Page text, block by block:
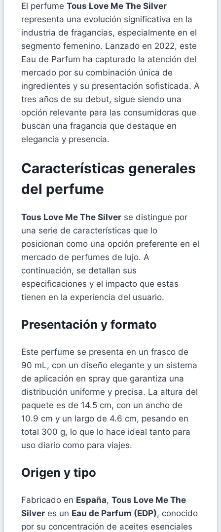
El perfume Tous Love Me The Silver
representa una evolución significativa en la
industria de fragancias, especialmente en el
segmento femenino. Lanzado en 2022, este
Eau de Parfum ha capturado la atención del
mercado por su combinación única de
ingredientes y su presentación sofisticada. A
tres años de su debut, sigue siendo una
opción relevante para las consumidoras que
buscan una fragancia que destaque en
elegancia y presencia.
Características generales
del perfume
Tous Love Me The Silver se distingue por
una serie de características que lo
posicionan como una opción preferente en el
mercado de perfumes de lujo. A
continuación, se detallan sus
especificaciones y el impacto que estas
tienen en la experiencia del usuario.
Presentación y formato
Este perfume se presenta en un frasco de
90 mL, con un diseño elegante y un sistema
de aplicación en spray que garantiza una
distribución uniforme y precisa. La altura del
paquete es de 14.5 cm, con un ancho de
10.9 cm y un largo de 4.6 cm, pesando en
total 300 g, lo que lo hace ideal tanto para
uso diario como para viajes.
Origen y tipo
Fabricado en España, Tous Love Me The
Silver es un Eau de Parfum (EDP), conocido
por su concentración de aceites esenciales